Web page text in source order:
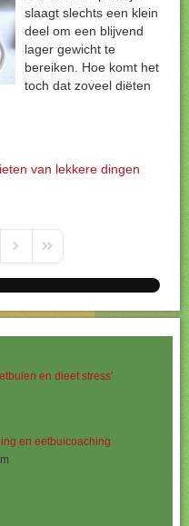
slaagt slechts een klein
deel om een blijvend
lager gewicht te
bereiken. Hoe komt het
toch dat zoveel diëten
van lekkere dingen
Next PageLast Page
en dieet stress'
en eetbuicoaching